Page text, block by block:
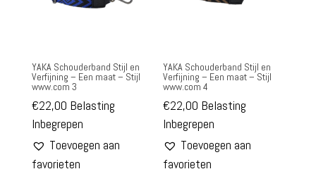
YAKA Schouderband Stijl en
Verfijning – Een maat – Stijl
www.com 3
€22,00 Belasting
Inbegrepen
Toevoegen aan
favorieten
YAKA Schouderband Stijl en
Verfijning – Een maat – Stijl
www.com 4
€22,00 Belasting
Inbegrepen
Toevoegen aan
favorieten